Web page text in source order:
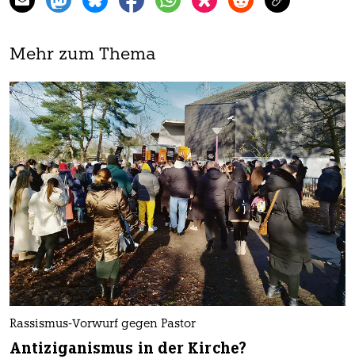
Mehr zum Thema
Rassismus-Vorwurf gegen Pastor
Antiziganismus in der Kirche?